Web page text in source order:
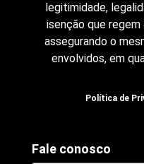
legitimidade,
isenção que
assegurando o
envolvidos, em
Política de
Fale conosco